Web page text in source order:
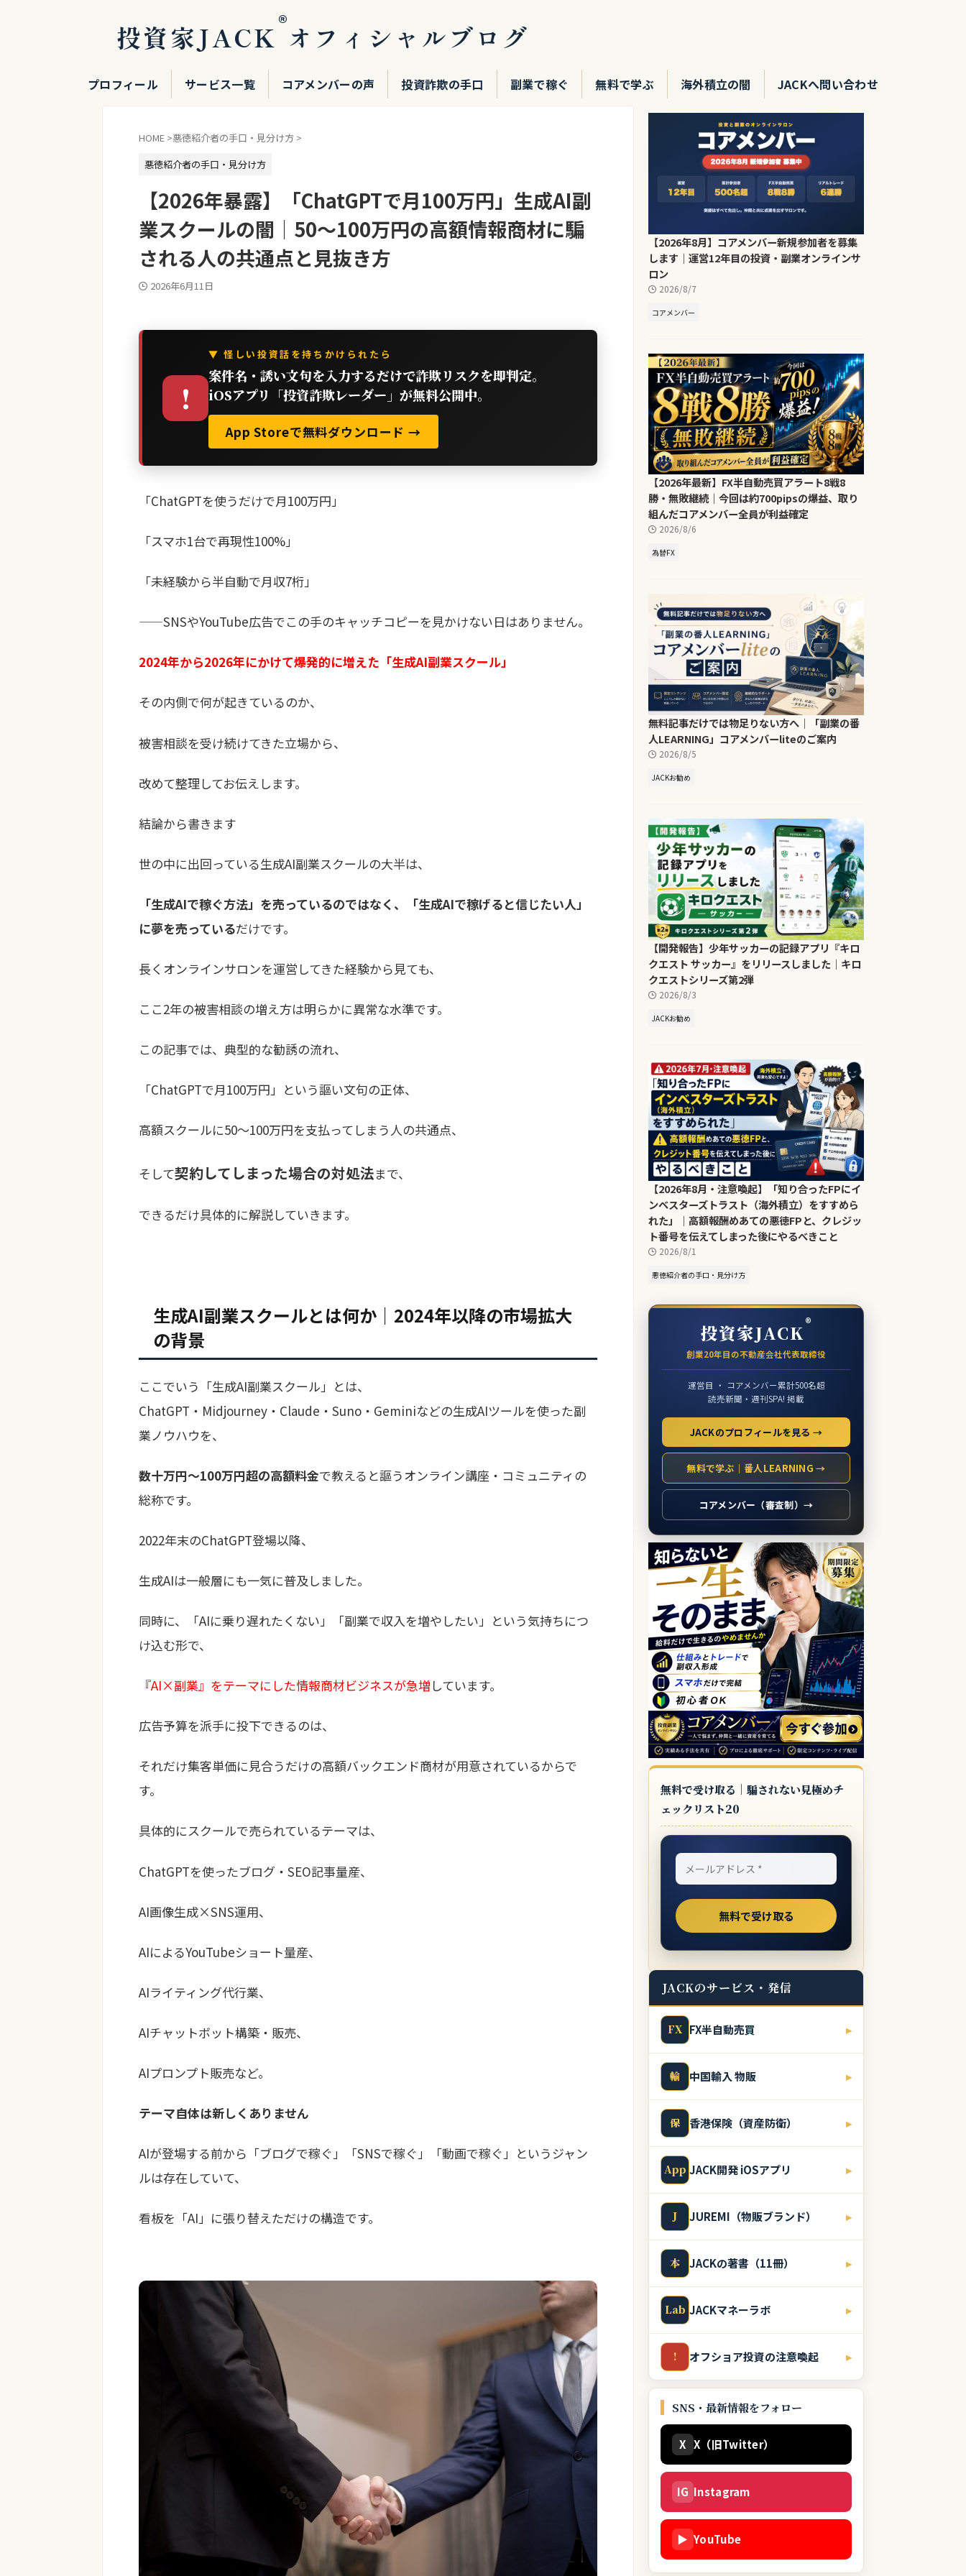
投資家JACK®オフィシャルブログ
プロフィール サービス一覧 コアメンバーの声 投資詐欺の手口 副業で稼ぐ 無料で学ぶ 海外積立の闇 JACKへ問い合わせ
HOME >悪徳紹介者の手口・見分け方 >
悪徳紹介者の手口・見分け方
【2026年暴露】「ChatGPTで月100万円」生成AI副
業スクールの闇｜50〜100万円の高額情報商材に騙
される人の共通点と見抜き方
2026年6月11日
!
▼ 怪しい投資話を持ちかけられたら
案件名・誘い文句を入力するだけで詐欺リスクを即判定。
iOSアプリ「投資詐欺レーダー」が無料公開中。
App Storeで無料ダウンロード →
「ChatGPTを使うだけで月100万円」
「スマホ1台で再現性100%」
「未経験から半自動で月収7桁」
——SNSやYouTube広告でこの手のキャッチコピーを見かけない日はありません。
2024年から2026年にかけて爆発的に増えた「生成AI副業スクール」
その内側で何が起きているのか、
被害相談を受け続けてきた立場から、
改めて整理してお伝えします。
結論から書きます
世の中に出回っている生成AI副業スクールの大半は、
「生成AIで稼ぐ方法」を売っているのではなく、「生成AIで稼げると信じたい人」
に夢を売っているだけです。
長くオンラインサロンを運営してきた経験から見ても、
ここ2年の被害相談の増え方は明らかに異常な水準です。
この記事では、典型的な勧誘の流れ、
「ChatGPTで月100万円」という謳い文句の正体、
高額スクールに50〜100万円を支払ってしまう人の共通点、
そして契約してしまった場合の対処法まで、
できるだけ具体的に解説していきます。
生成AI副業スクールとは何か｜2024年以降の市場拡大
の背景
ここでいう「生成AI副業スクール」とは、
ChatGPT・Midjourney・Claude・Suno・Geminiなどの生成AIツールを使った副
業ノウハウを、
数十万円〜100万円超の高額料金で教えると謳うオンライン講座・コミュニティの
総称です。
2022年末のChatGPT登場以降、
生成AIは一般層にも一気に普及しました。
同時に、「AIに乗り遅れたくない」「副業で収入を増やしたい」という気持ちにつ
け込む形で、
『AI×副業』をテーマにした情報商材ビジネスが急増 しています。
広告予算を派手に投下できるのは、
それだけ集客単価に見合うだけの高額バックエンド商材が用意されているからで
す。
具体的にスクールで売られているテーマは、
ChatGPTを使ったブログ・SEO記事量産、
AI画像生成×SNS運用、
AIによるYouTubeショート量産、
AIライティング代行業、
AIチャットボット構築・販売、
AIプロンプト販売など。
テーマ自体は新しくありません
AIが登場する前から「ブログで稼ぐ」「SNSで稼ぐ」「動画で稼ぐ」というジャン
ルは存在していて、
看板を「AI」に張り替えただけの構造です。
【2026年8月】コアメンバー新規参加者を募集
します｜運営12年目の投資・副業オンラインサ
ロン
2026/8/7
コアメンバー
【2026年最新】FX半自動売買アラート8戦8
勝・無敗継続｜今回は約700pipsの爆益、取り
組んだコアメンバー全員が利益確定
2026/8/6
為替FX
無料記事だけでは物足りない方へ｜「副業の番
人LEARNING」コアメンバーliteのご案内
2026/8/5
JACKお勧め
【開発報告】少年サッカーの記録アプリ『キロ
クエスト サッカー』をリリースしました｜キロ
クエストシリーズ第2弾
2026/8/3
JACKお勧め
【2026年8月・注意喚起】「知り合ったFPにイ
ンベスターズトラスト（海外積立）をすすめら
れた」｜高額報酬めあての悪徳FPと、クレジッ
ト番号を伝えてしまった後にやるべきこと
2026/8/1
悪徳紹介者の手口・見分け方
投資家JACK®
創業20年目の不動産会社代表取締役
運営目 ・ コアメンバー累計500名超
読売新聞・週刊SPA! 掲載
JACKのプロフィールを見る →
無料で学ぶ｜番人LEARNING →
コアメンバー（審査制）→
無料で受け取る｜騙されない見極めチ
ェックリスト20
JACKのサービス・発信
FX FX半自動売買 ▸
輸 中国輸入 物販 ▸
保 香港保険（資産防衛） ▸
App JACK開発 iOSアプリ ▸
J JUREMI（物販ブランド） ▸
本 JACKの著書（11冊） ▸
Lab JACKマネーラボ ▸
! オフショア投資の注意喚起 ▸
SNS・最新情報をフォロー
X X（旧Twitter）
IG Instagram
▶ YouTube